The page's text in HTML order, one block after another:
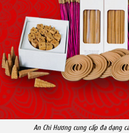
An Chi Hương cung cấp đa dạng